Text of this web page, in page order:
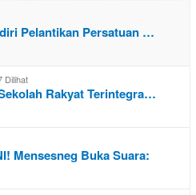
Pelantikan Persatuan …
Dilihat
Rakyat Terintegra…
Mensesneg Buka Suara: